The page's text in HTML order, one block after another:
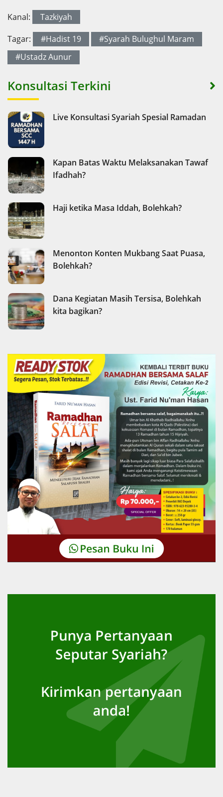
Kanal: Tazkiyah
Tagar: #Hadist 19
#Syarah Bulughul Maram
#Ustadz Aunur
Konsultasi Terkini
Live Konsultasi Syariah Spesial Ramadan
Kapan Batas Waktu Melaksanakan Tawaf
Ifadhah?
Haji ketika Masa Iddah, Bolehkah?
Menonton Konten Mukbang Saat Puasa,
Bolehkah?
Dana Kegiatan Masih Tersisa, Bolehkah
kita bagikan?